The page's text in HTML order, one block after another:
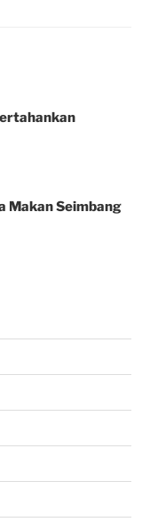
Makan Seimbang